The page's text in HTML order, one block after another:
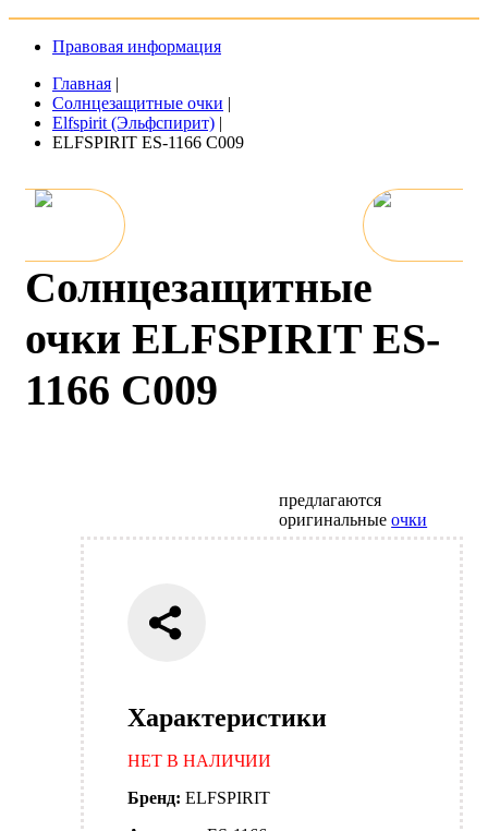
Правовая информация
Главная |
Солнцезащитные очки |
Elfspirit (Эльфспирит) |
ELFSPIRIT ES-1166 C009
Солнцезащитные
очки ELFSPIRIT ES-
1166 C009
Характеристики
НЕТ В НАЛИЧИИ
Бренд: ELFSPIRIT
предлагаются
оригинальныеочки